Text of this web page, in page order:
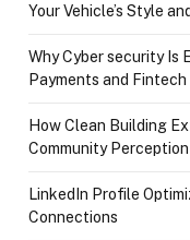
Your Vehicle’s Style
Why Cyber security
Payments and
How Clean Building
Community Perception
LinkedIn Profile
Connections